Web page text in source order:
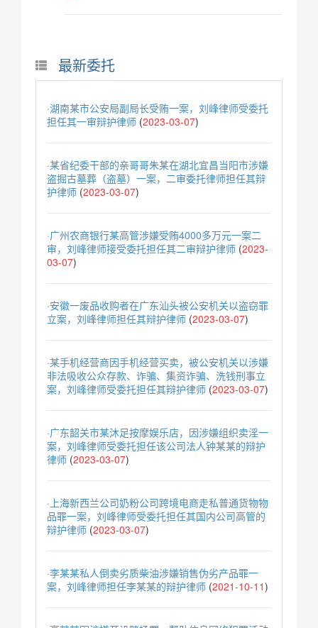
最新委托
·湖南某市公安局副局长受贿一案，刘峰律师受委托
担任其一审辩护律师(2023-03-07)
·某省纪委干部的亲哥哥朱某在湖北宜昌当阳市涉嫌
盗掘古墓葬（盗墓）一案，二审委托律师担任其辩
护律师(2023-03-07)
·广州农商银行某高管涉嫌受贿4000多万元一案二
审，刘峰律师接受委托担任其二审辩护律师(2023-
03-07)
·安徽一废品收购者在广东汕头被公安机关以盗窃罪
立案，刘峰律师担任其辩护律师(2023-03-07)
·某手机经营商因手机经营买卖，被公安机关以涉嫌
非法吸收公众存款、诈骗、集资诈骗、洗钱刑事立
案，刘峰律师受委托担任其辩护律师(2023-03-07)
·广东韶关市某沐足按摩娱乐店，因涉嫌组织卖淫一
案，刘峰律师受委托担任该公司法人钟某某的辩护
律师(2023-03-07)
·上海新西兰公司奶粉公司跨境电商走私普通货物物
品罪一案，刘峰律师受委托担任其国内公司高管的
辩护律师(2023-03-07)
·李某某私人倒卖劣质柴油涉嫌销售伪劣产品罪一
案，刘峰律师担任李某某的辩护律师(2021-10-11)